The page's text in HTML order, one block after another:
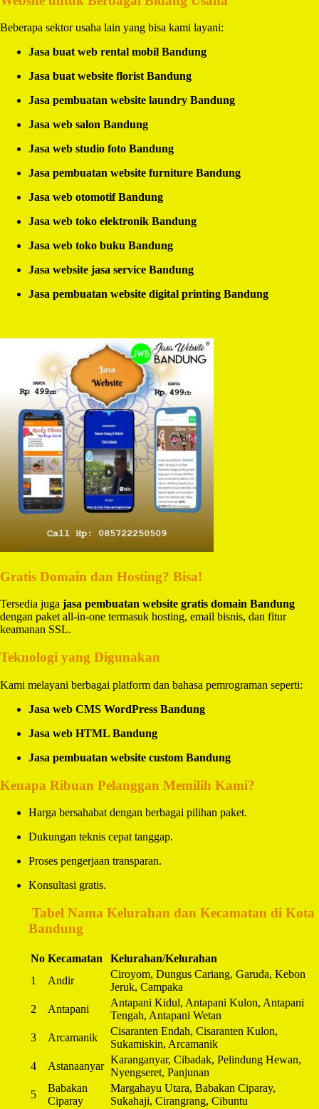
Beberapa sektor usaha lain yang bisa kami layani:
Jasa buat web rental mobil Bandung
Jasa buat website florist Bandung
Jasa pembuatan website laundry Bandung
Jasa web salon Bandung
Jasa web studio foto Bandung
Jasa pembuatan website furniture Bandung
Jasa web otomotif Bandung
Jasa web toko elektronik Bandung
Jasa web toko buku Bandung
Jasa website jasa service Bandung
Jasa pembuatan website digital printing Bandung
Gratis Domain dan Hosting? Bisa!
Tersedia juga jasa pembuatan website gratis domain Bandung
dengan paket all-in-one termasuk hosting, email bisnis, dan fitur
keamanan SSL.
Teknologi yang Digunakan
Kami melayani berbagai platform dan bahasa pemrograman seperti:
Jasa web CMS WordPress Bandung
Jasa web HTML Bandung
Jasa pembuatan website custom Bandung
Kenapa Ribuan Pelanggan Memilih Kami?
Harga bersahabat dengan berbagai pilihan paket.
Dukungan teknis cepat tanggap.
Proses pengerjaan transparan.
Konsultasi gratis.
Tabel Nama Kelurahan dan Kecamatan di Kota
Bandung
No Kecamatan
Kelurahan/Kelurahan
1
Andir
Ciroyom, Dungus Cariang, Garuda, Kebon
Jeruk, Campaka
2
Antapani
Antapani Kidul, Antapani Kulon, Antapani
Tengah, Antapani Wetan
3
Arcamanik
Cisaranten Endah, Cisaranten Kulon,
Sukamiskin, Arcamanik
4
Astanaanyar
Karanganyar, Cibadak, Pelindung Hewan,
Nyengseret, Panjunan
5
Babakan
Ciparay
Margahayu Utara, Babakan Ciparay,
Sukahaji, Cirangrang, Cibuntu